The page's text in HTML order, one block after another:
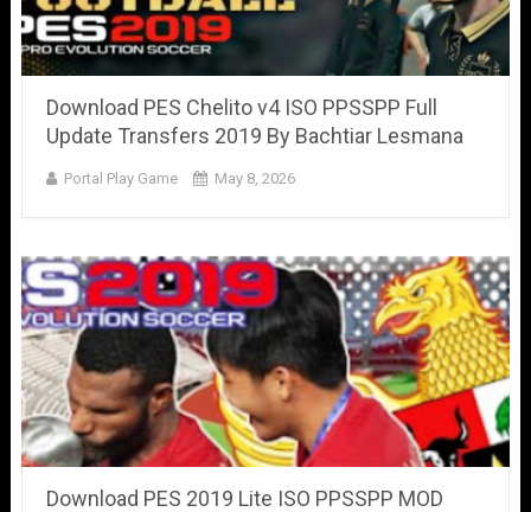
Download PES Chelito v4 ISO PPSSPP Full
Update Transfers 2019 By Bachtiar Lesmana
Portal Play Game May 8, 2026
Download PES 2019 Lite ISO PPSSPP MOD